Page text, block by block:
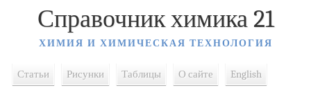
Справочник химика 21
ХИМИЯ И ХИМИЧЕСКАЯ ТЕХНОЛОГИЯ
Статьи Рисунки Таблицы О сайте English